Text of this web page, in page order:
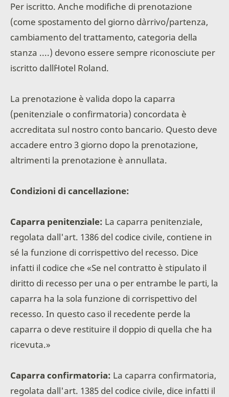
Per iscritto. Anche modifiche di prenotazione
(come spostamento del giorno d`arrivo/partenza,
cambiamento del trattamento, categoria della
stanza ....) devono essere sempre riconosciute per
iscritto dall`Hotel Roland.
La prenotazione è valida dopo la caparra
(penitenziale o confirmatoria) concordata è
accreditata sul nostro conto bancario. Questo deve
accadere entro 3 giorno dopo la prenotazione,
altrimenti la prenotazione è annullata.
Condizioni di cancellazione:
Caparra penitenziale: La caparra penitenziale,
regolata dall'art. 1386 del codice civile, contiene in
sé la funzione di corrispettivo del recesso. Dice
infatti il codice che «Se nel contratto è stipulato il
diritto di recesso per una o per entrambe le parti, la
caparra ha la sola funzione di corrispettivo del
recesso. In questo caso il recedente perde la
caparra o deve restituire il doppio di quella che ha
ricevuta.»
Caparra confirmatoria: La caparra confirmatoria,
regolata dall'art. 1385 del codice civile, dice infatti il